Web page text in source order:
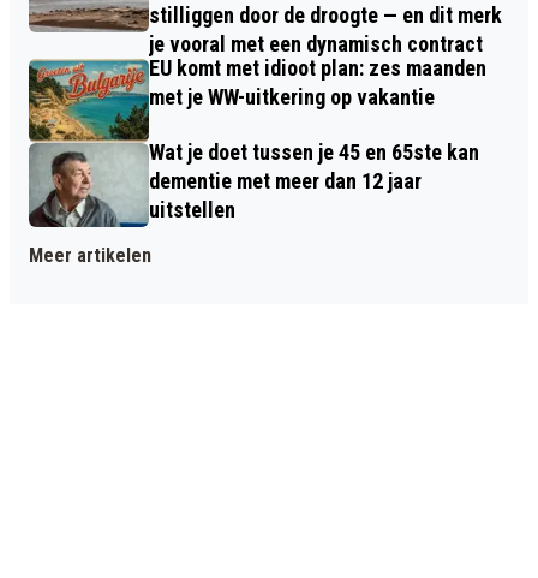
stilliggen door de droogte — en dit merk
je vooral met een dynamisch contract
EU komt met idioot plan: zes maanden
met je WW-uitkering op vakantie
Wat je doet tussen je 45 en 65ste kan
dementie met meer dan 12 jaar
uitstellen
Meer artikelen